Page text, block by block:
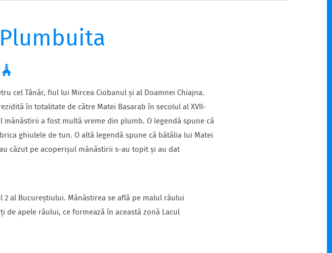
cel Tânăr, fiul lui Mircea Ciobanul și al Doamnei Chiajna.
în totalitate de către Matei Basarab în secolul al XVII-
a fost multă vreme din plumb. O legendă spune că
ghiulele de tun. O altă legendă spune că bătălia lui Matei
căzut pe acoperișul mănăstirii s-au topit și au dat
al Bucureștiului. Mănăstirea se află pe malul râului
apele râului, ce formează în această zonă Lacul